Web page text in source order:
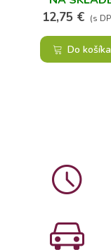
12,75 € (s
Do košíka